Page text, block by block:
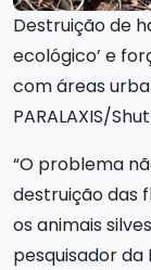
Destruição de
ecológico’ e
com áreas
PARALAXIS/
“O problema
destruição das
os animais
pesquisador da